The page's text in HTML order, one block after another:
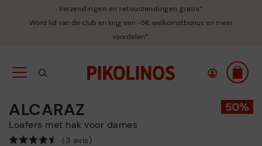
Verzendingen en retourzendingen gratis*
Word lid van de club en krijg een -5€ welkomstbonus en meer
voordelen*.
ALCARAZ
Loafers met hak voor dames
(3 avis)